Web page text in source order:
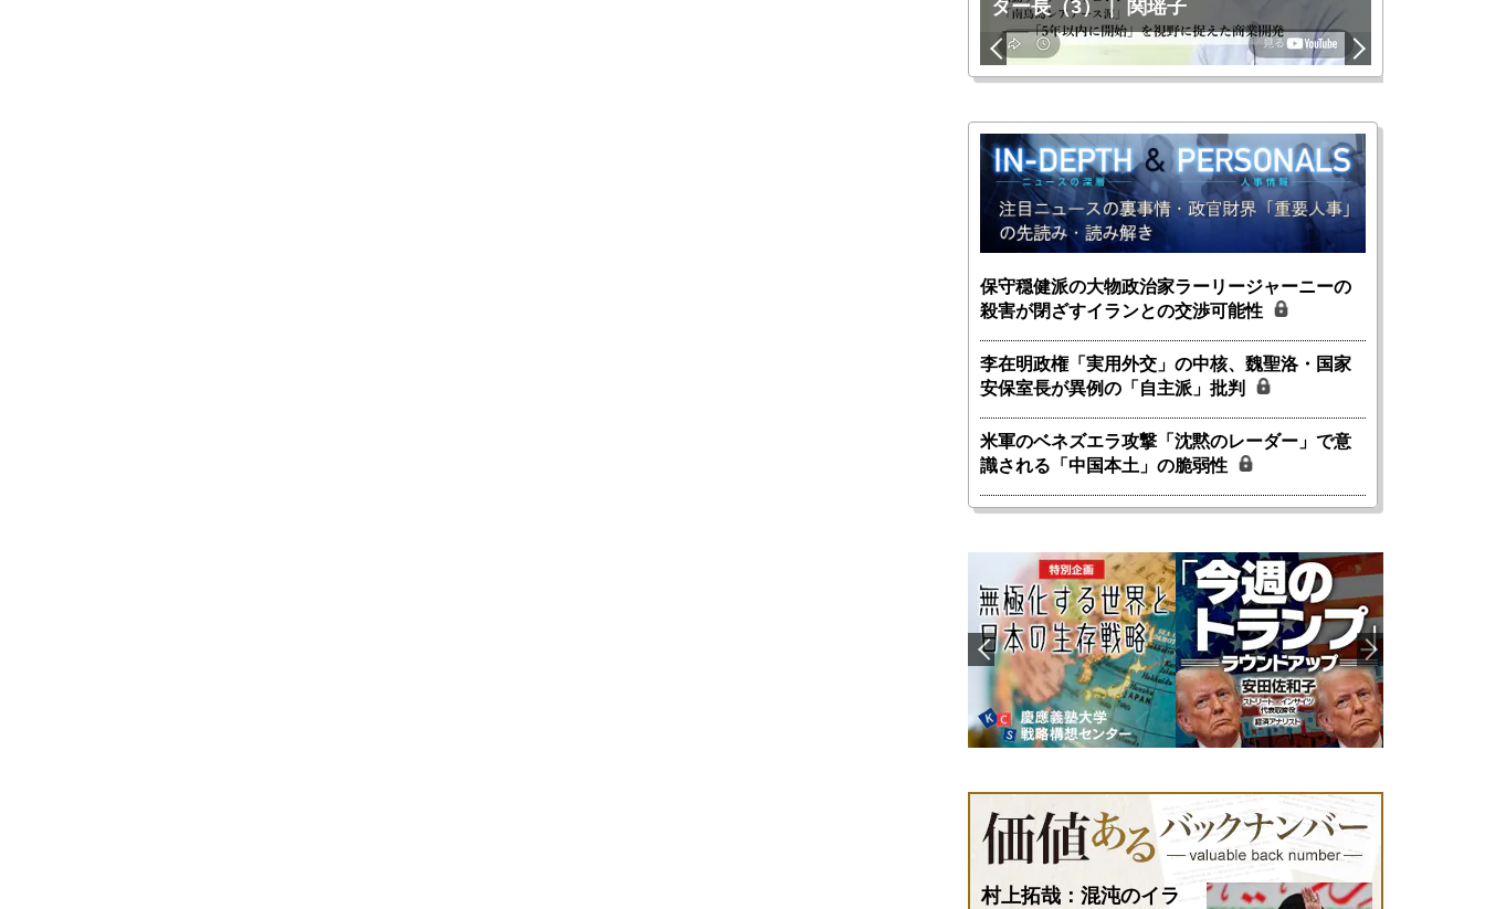
ター長（3）｜ 関瑶子
保守穏健派の大物政治家ラーリージャーニーの
殺害が閉ざすイランとの交渉可能性
李在明政権「実用外交」の中核、魏聖洛・国家
安保室長が異例の「自主派」批判
米軍のベネズエラ攻撃「沈黙のレーダー」で意
識される「中国本土」の脆弱性
村上拓哉：混沌のイラ